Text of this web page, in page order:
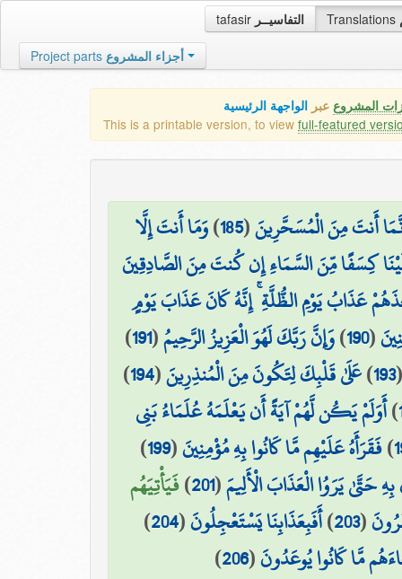
tafasir التفاسيــر Translations
Project parts أجزاء المشروع
المشروع عبر الواجهة الرئيسية
This is a printable version, to view full-featured
أَنتَ مِنَ الْمُسَحَّرِينَ(
185
)وَمَا أَنتَ إِلَّا
كِسَفًا مِّنَ السَّمَاءِ إِن كُنتَ مِنَ الصَّادِقِينَ
عَذَابُ يَوْمِ الظُّلَّةِ ۚ إِنَّهُ كَانَ عَذَابَ يَوْمٍ
(
190
)وَإِنَّ رَبَّكَ لَهُوَ الْعَزِيزُ الرَّحِيمُ(
191
)
193
)عَلَىٰ قَلْبِكَ لِتَكُونَ مِنَ الْمُنذِرِينَ(
194
)
)أَوَلَمْ يَكُن لَّهُمْ آيَةً أَن يَعْلَمَهُ عُلَمَاءُ بَنِي
)فَقَرَأَهُ عَلَيْهِم مَّا كَانُوا بِهِ مُؤْمِنِينَ(
199
)
حَتَّىٰ يَرَوُا الْعَذَابَ الْأَلِيمَ(
201
)فَيَأْتِيَهُم
(
203
)أَفَبِعَذَابِنَا يَسْتَعْجِلُونَ(
204
)
مَّا كَانُوا يُوعَدُونَ(
206
)